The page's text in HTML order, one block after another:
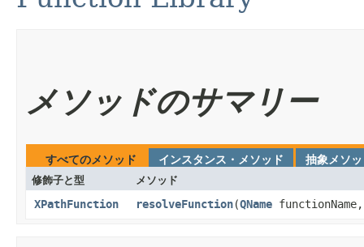
メソッドのサマリー
すべてのメソッド インスタンス・メソッド 抽象メソ
修飾子と型 メソッド
XPathFunction resolveFunction​(QName